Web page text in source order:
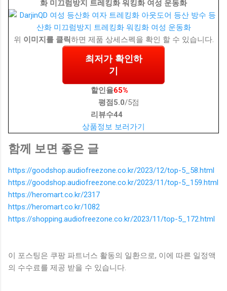
화 미끄럼방지 트레킹화 워킹화 여성 운동화
위 이미지를 클릭하면 제품 상세스펙을 확인 할 수 있습니다.
최저가 확인하
기
할인율65%
평점 5.0/5점
리뷰수44
상품정보 보러가기
함께 보면 좋은 글
https://goodshop.audiofreezone.co.kr/2023/12/top-5_58.html
https://goodshop.audiofreezone.co.kr/2023/11/top-5_159.html
https://heromart.co.kr/2317
https://heromart.co.kr/1082
https://shopping.audiofreezone.co.kr/2023/11/top-5_172.html
이 포스팅은 쿠팡 파트너스 활동의 일환으로, 이에 따른 일정액
의 수수료를 제공 받을 수 있습니다.